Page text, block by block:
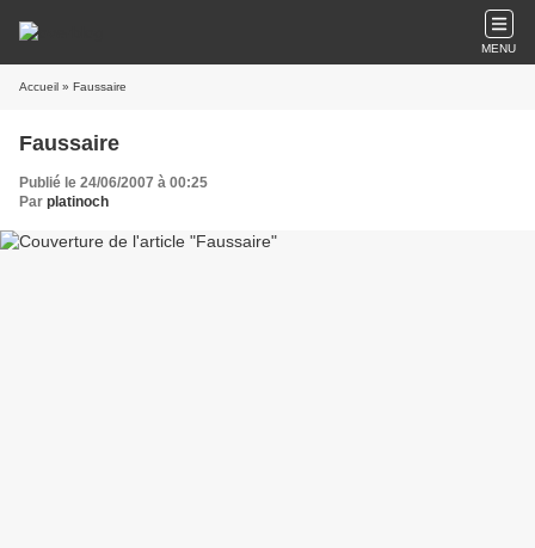
MENU
Accueil » Faussaire
Faussaire
Publié le 24/06/2007 à 00:25
Par platinoch